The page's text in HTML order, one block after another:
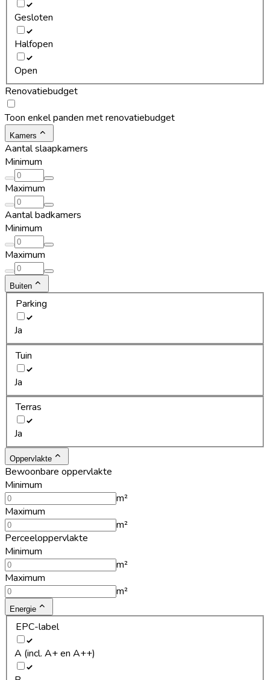
Gesloten
Halfopen
Open
Renovatiebudget
Toon enkel panden met renovatiebudget
Kamers
Aantal slaapkamers
Minimum
Maximum
Aantal badkamers
Minimum
Maximum
Buiten
Parking
Ja
Tuin
Ja
Terras
Ja
Oppervlakte
Bewoonbare oppervlakte
Minimum
m²
Maximum
m²
Perceeloppervlakte
Minimum
m²
Maximum
m²
Energie
EPC-label
A (incl. A+ en A++)